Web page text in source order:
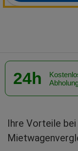
24h
Ihre Vorteile